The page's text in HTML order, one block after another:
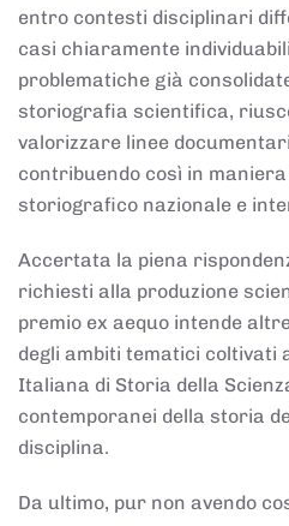
entro contesti disciplinari
casi chiaramente
problematiche già
storiografia scientifica,
valorizzare linee
contribuendo così in
storiografico nazionale e
Accertata la piena
richiesti alla produzione
premio ex aequo intende
degli ambiti tematici coltivati
Italiana di Storia della
contemporanei della storia
disciplina.
Da ultimo, pur non avendo